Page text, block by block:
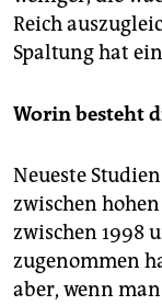
Reich
Spaltung hat
Worin besteht
Neueste
zwischen
zwischen 1998
zugenommen
aber, wenn